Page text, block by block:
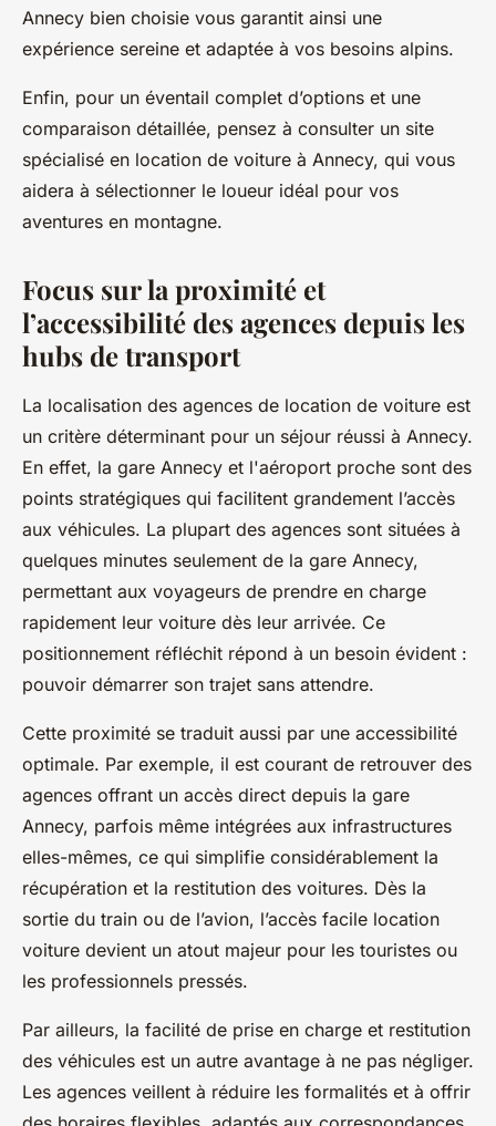
Annecy bien choisie vous garantit ainsi une
expérience sereine et adaptée à vos besoins alpins.
Enfin, pour un éventail complet d’options et une
comparaison détaillée, pensez à consulter un site
spécialisé en location de voiture à Annecy, qui vous
aidera à sélectionner le loueur idéal pour vos
aventures en montagne.
Focus sur la proximité et
l’accessibilité des agences depuis les
hubs de transport
La localisation des agences de location de voiture est
un critère déterminant pour un séjour réussi à Annecy.
En effet, la gare Annecy et l'aéroport proche sont des
points stratégiques qui facilitent grandement l’accès
aux véhicules. La plupart des agences sont situées à
quelques minutes seulement de la gare Annecy,
permettant aux voyageurs de prendre en charge
rapidement leur voiture dès leur arrivée. Ce
positionnement réfléchit répond à un besoin évident :
pouvoir démarrer son trajet sans attendre.
Cette proximité se traduit aussi par une accessibilité
optimale. Par exemple, il est courant de retrouver des
agences offrant un accès direct depuis la gare
Annecy, parfois même intégrées aux infrastructures
elles-mêmes, ce qui simplifie considérablement la
récupération et la restitution des voitures. Dès la
sortie du train ou de l’avion, l’accès facile location
voiture devient un atout majeur pour les touristes ou
les professionnels pressés.
Par ailleurs, la facilité de prise en charge et restitution
des véhicules est un autre avantage à ne pas négliger.
Les agences veillent à réduire les formalités et à offrir